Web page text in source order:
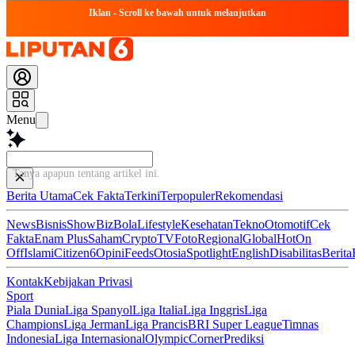
Iklan - Scroll ke bawah untuk melanjutkan
Menu
Tanya apapun tentang arti
Berita UtamaCek FaktaTerkiniTerpopulerRekomendasi
NewsBisnisShowBizBolaLifestyleKesehatanTeknoOtomotifCek
FaktaEnam PlusSahamCryptoTVFotoRegionalGlobalHotOn
OffIslamiCitizen6OpiniFeedsOtosiaSpotlightEnglishDisabilitasBerita
KontakKebijakan Privasi
Sport
Piala DuniaLiga SpanyolLiga ItaliaLiga InggrisLiga
ChampionsLiga JermanLiga PrancisBRI Super LeagueTimnas
IndonesiaLiga InternasionalOlympicCornerPrediksi